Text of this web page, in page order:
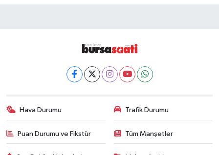
Hava Durumu Trafik Durumu
Puan Durumu ve Fikstür Tüm Manşetler